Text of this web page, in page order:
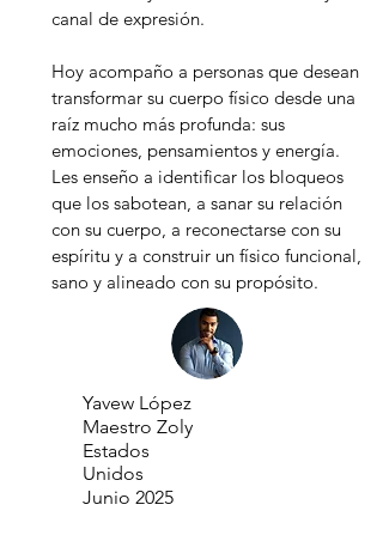
canal de expresión.
Hoy acompaño a personas que desean
transformar su cuerpo físico desde una
raíz mucho más profunda: sus
emociones, pensamientos y energía.
Les enseño a identificar los bloqueos
que los sabotean, a sanar su relación
con su cuerpo, a reconectarse con su
espíritu y a construir un físico funcional,
sano y alineado con su propósito.
Yavew López
Maestro Zoly
Estados
Unidos
Junio 2025